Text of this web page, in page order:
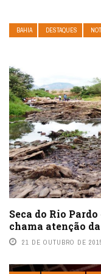
BAHIA DESTAQUES
Seca do Rio
chama atenção
21 DE OUTUBRO DE